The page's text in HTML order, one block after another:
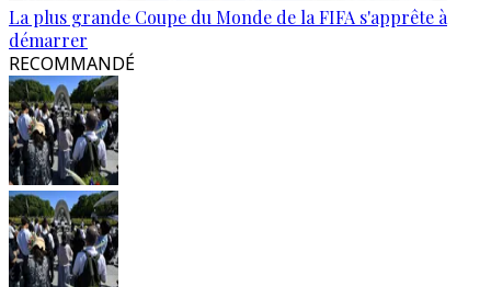
La plus grande Coupe du Monde de la FIFA s'apprête à
démarrer
RECOMMANDÉ